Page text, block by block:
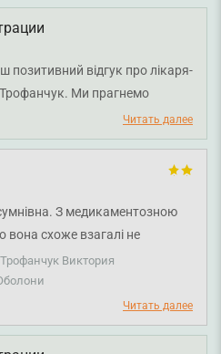
позитивний відгук про лікаря-
Трофанчук. Ми прагнемо
зручним і якісним для
вам міцного здоров'я!
Читать далее
З медикаментозною
вона схоже взагалі не
і навіть не спробувала
і не мала справу з таким
принесла витримку із
все було розписано. А казати
антигістамінні полегшують
Виктория
Читать далее